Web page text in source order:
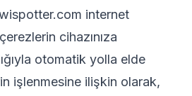
internet
cihazınıza
otomatik yolla elde
işlenmesine ilişkin olarak,